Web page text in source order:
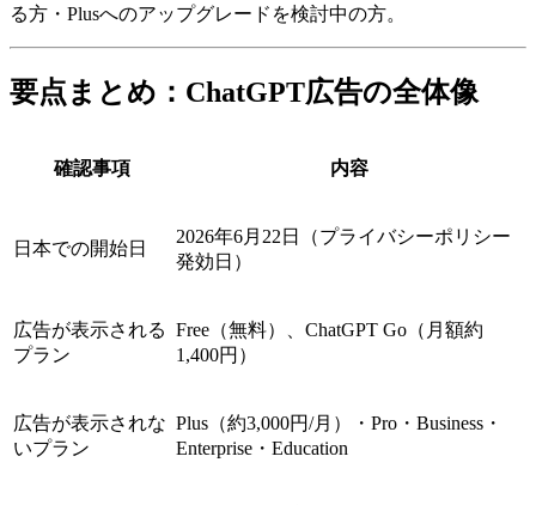
る方・Plusへのアップグレードを検討中の方。
要点まとめ：ChatGPT広告の全体像
確認事項 内容
日本での開始日
2026年6月22日（プライバシーポリシー
発効日）
広告が表示される
プラン
Free（無料）、ChatGPT Go（月額約
1,400円）
広告が表示されな
いプラン
Plus（約3,000円/月）・Pro・Business・
Enterprise・Education